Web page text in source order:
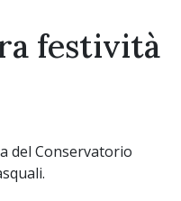
festività
del Conservatorio